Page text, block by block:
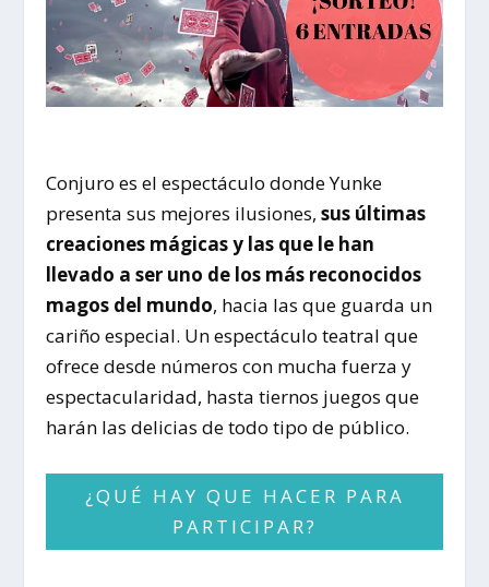
Conjuro es el espectáculo donde Yunke
presenta sus mejores ilusiones,sus últimas
creaciones mágicas y las que le han
llevado a ser uno de los más reconocidos
magos del mundo, hacia las que guarda un
cariño especial. Un espectáculo teatral que
ofrece desde números con mucha fuerza y
espectacularidad, hasta tiernos juegos que
harán las delicias de todo tipo de público.
¿QUÉ HAY QUE HACER PARA
PARTICIPAR?